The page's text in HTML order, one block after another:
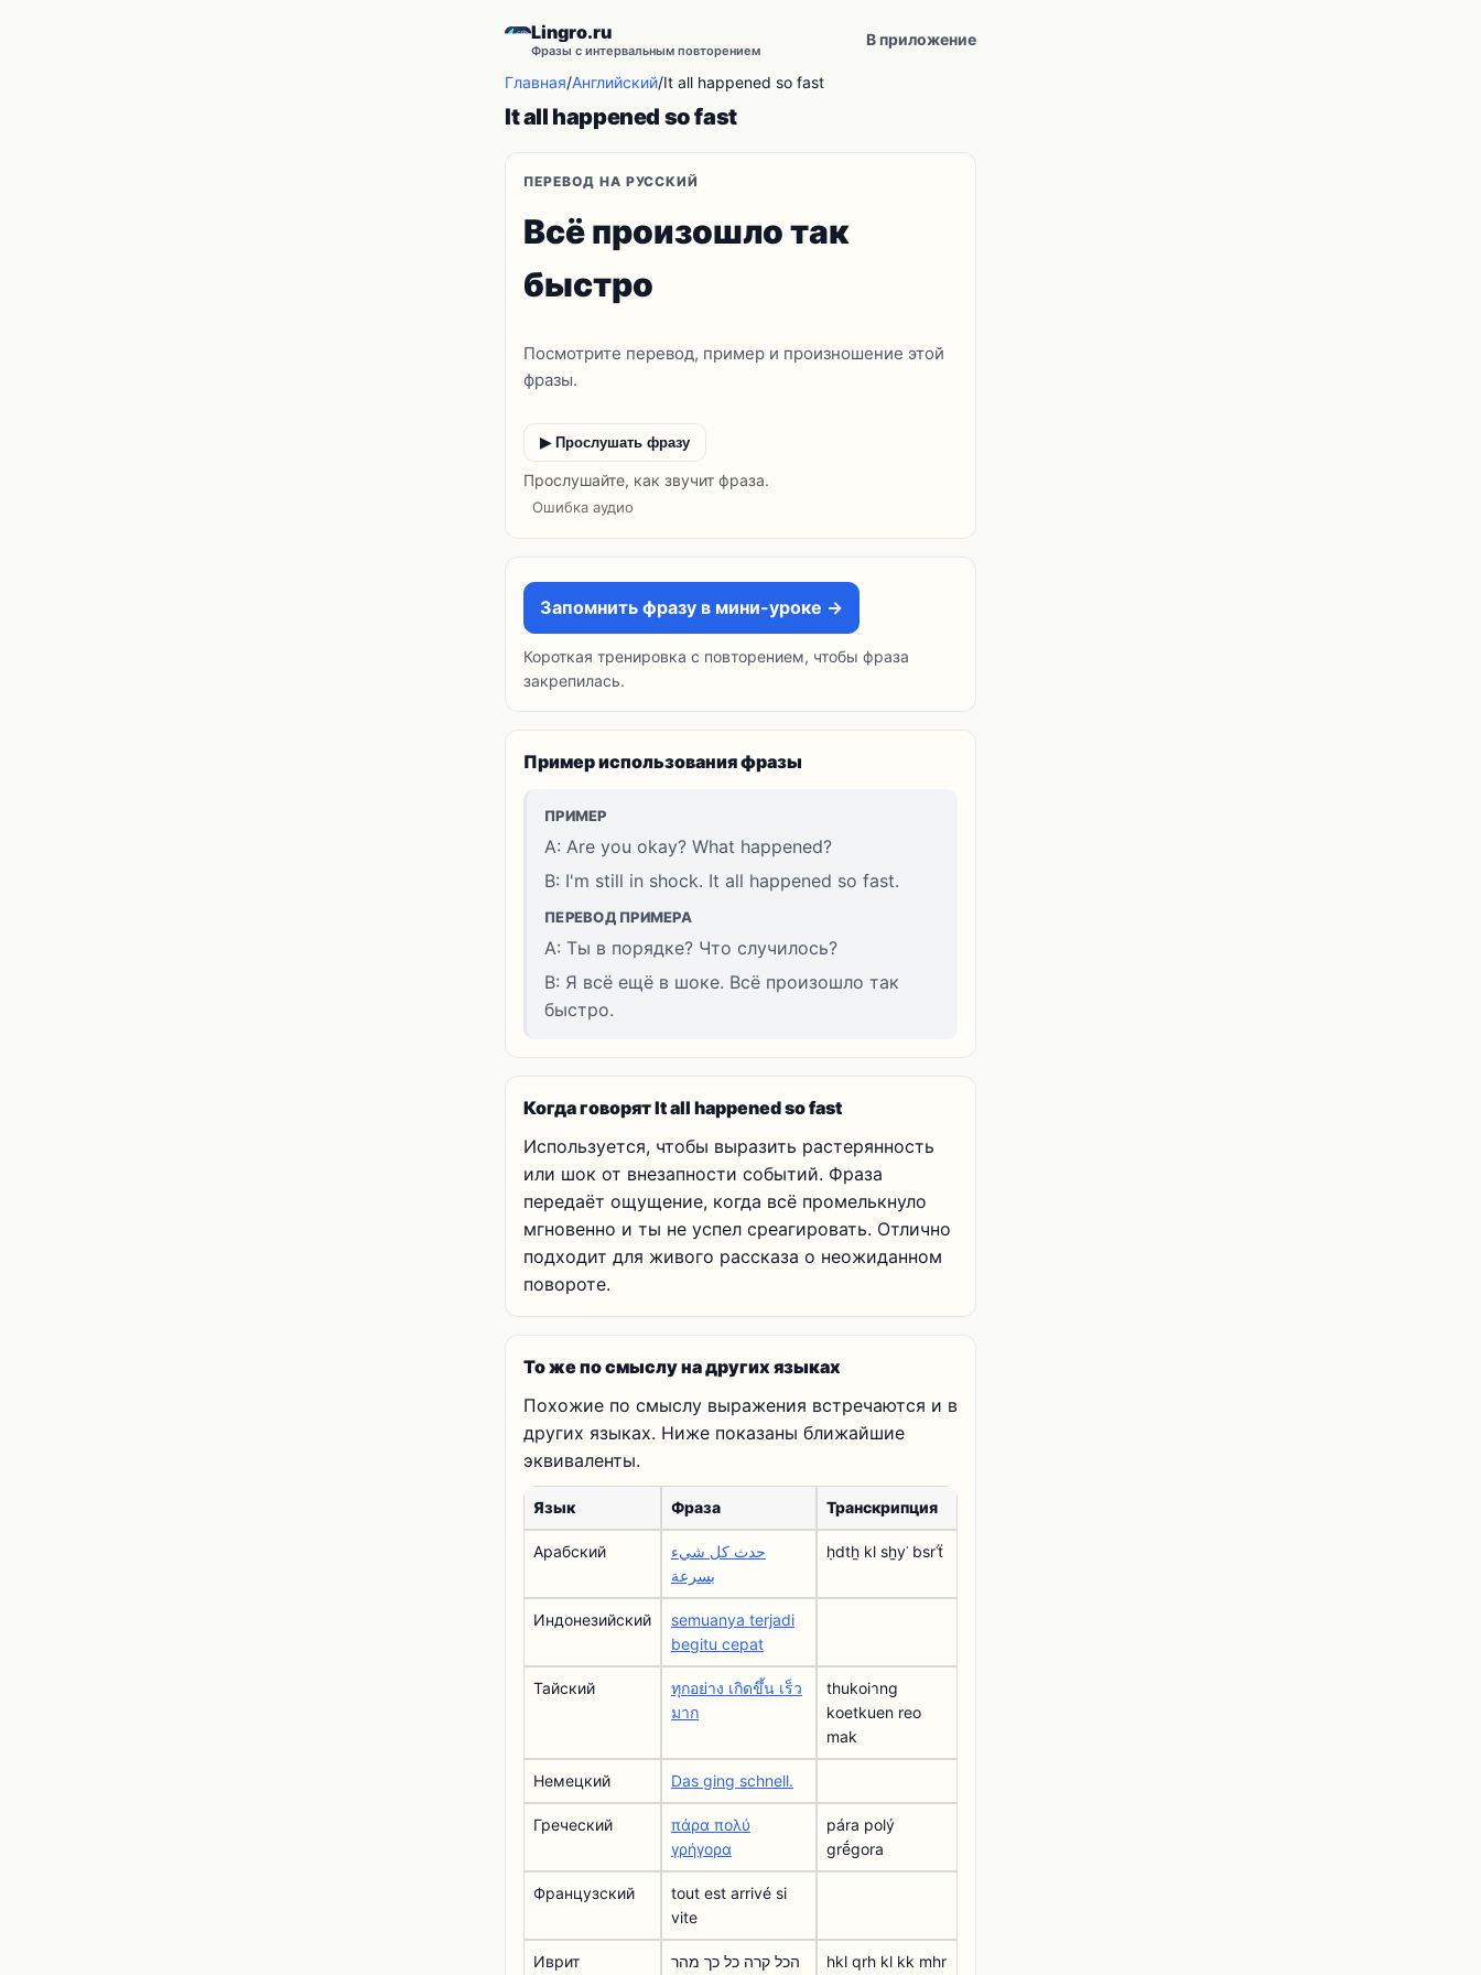
Lingro.ru
Фразы с интервальным повторением
В приложение
Главная/Английский/It all happened so fast
It all happened so fast
ПЕРЕВОД НА РУССКИЙ
Всё произошло так
быстро
Посмотрите перевод, пример и произношение этой
фразы.
▶ Прослушать фразу
Прослушайте, как звучит фраза.
Ошибка аудио
Запомнить фразу в мини-уроке →
Короткая тренировка с повторением, чтобы фраза
закрепилась.
Пример использования фразы
ПРИМЕР
A: Are you okay? What happened?
B: I'm still in shock. It all happened so fast.
ПЕРЕВОД ПРИМЕРА
A: Ты в порядке? Что случилось?
B: Я всё ещё в шоке. Всё произошло так
быстро.
Когда говорят It all happened so fast
Используется, чтобы выразить растерянность
или шок от внезапности событий. Фраза
передаёт ощущение, когда всё промелькнуло
мгновенно и ты не успел среагировать. Отлично
подходит для живого рассказа о неожиданном
повороте.
То же по смыслу на других языках
Похожие по смыслу выражения встречаются и в
других языках. Ниже показаны ближайшие
эквиваленты.
Язык Фраза Транскрипция
Арабский
حدث كل شيء
بسرعة
ḥdtẖ kl sẖyʾ bsrʿẗ
Индонезийский
semuanya terjadi
begitu cepat
Тайский
ทุกอย่าง เกิดขึ้น เร็ว
มาก
thukoiาng
koetkuen reo
mak
Немецкий Das ging schnell.
Греческий
πάρα πολύ
γρήγορα
pára polý
grḗgora
Французский
tout est arrivé si
vite
Иврит הכל קרה כל כך מהר hkl qrh kl kk mhr